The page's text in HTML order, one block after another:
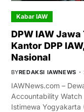
Kabar IAW
DPW IAW
Kantor DPP
Nasional
BYREDAKSI IAWNEWS
IAWNews.com –
Accountability Watch
Istimewa Yogyakarta